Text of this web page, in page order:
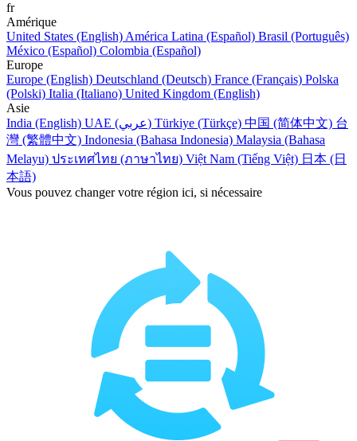
fr
Amérique
United States (English) América Latina (Español) Brasil (Português)
México (Español) Colombia (Español)
Europe
Europe (English) Deutschland (Deutsch) France (Français) Polska
(Polski) Italia (Italiano) United Kingdom (English)
Asie
India (English)
UAE (عربي) Türkiye (Türkçe) 中国 (简体中文) 台
灣 (繁體中文) Indonesia (Bahasa Indonesia) Malaysia (Bahasa
Melayu) ประเทศไทย (ภาษาไทย) Việt Nam (Tiếng Việt) 日本 (日
本語)
Vous pouvez changer votre région ici, si nécessaire